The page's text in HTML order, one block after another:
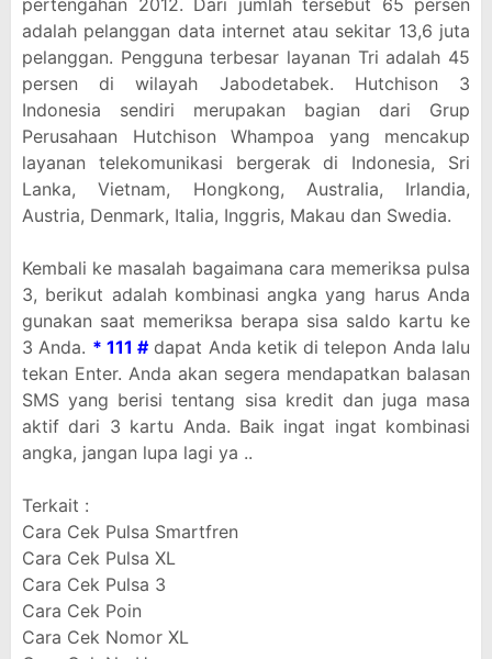
pertengahan 2012. Dari jumlah tersebut 65 persen
adalah pelanggan data internet atau sekitar 13,6 juta
pelanggan. Pengguna terbesar layanan Tri adalah 45
persen di wilayah Jabodetabek. Hutchison 3
Indonesia sendiri merupakan bagian dari Grup
Perusahaan Hutchison Whampoa yang mencakup
layanan telekomunikasi bergerak di Indonesia, Sri
Lanka, Vietnam, Hongkong, Australia, Irlandia,
Austria, Denmark, Italia, Inggris, Makau dan Swedia.
Kembali ke masalah bagaimana cara memeriksa pulsa
3, berikut adalah kombinasi angka yang harus Anda
gunakan saat memeriksa berapa sisa saldo kartu ke
3 Anda. * 111 #dapat Anda ketik di telepon Anda lalu
tekan Enter. Anda akan segera mendapatkan balasan
SMS yang berisi tentang sisa kredit dan juga masa
aktif dari 3 kartu Anda. Baik ingat ingat kombinasi
angka, jangan lupa lagi ya ..
Terkait :
Cara Cek Pulsa Smartfren
Cara Cek Pulsa XL
Cara Cek Pulsa 3
Cara Cek Poin
Cara Cek Nomor XL